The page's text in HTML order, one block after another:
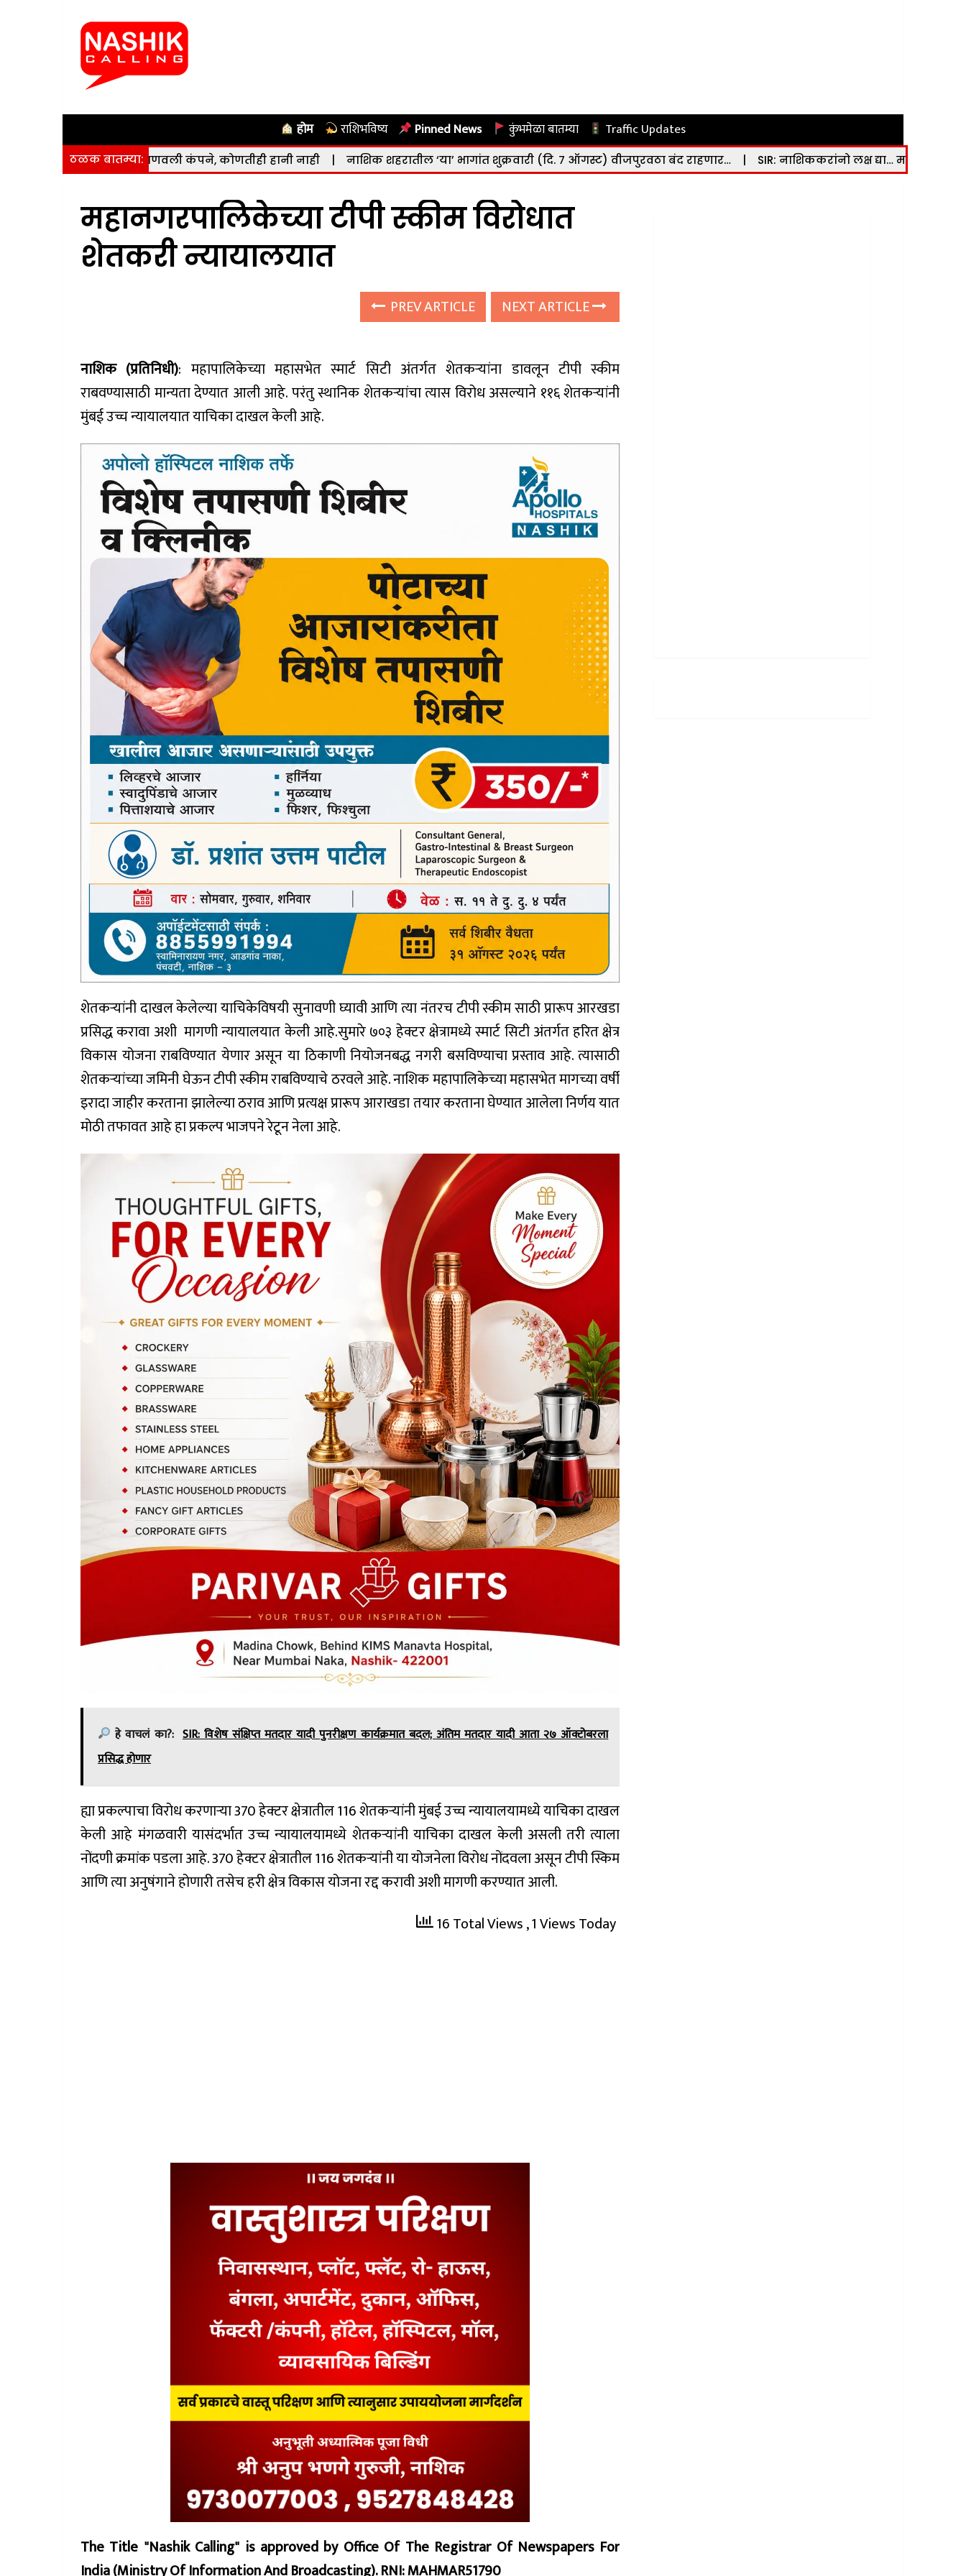
होम राशिभविष्य Pinned News कुंभमेळा बातम्या Traffic Updates
ठळक बातम्या:
जाणवली कंपने, कोणतीही हानी नाही | नाशिक शहरातील ‘या’ भागांत शुक्रवारी (दि. ७ ऑगस्ट) वीजपुरवठा बंद राहणार… | SIR: नाशिककरांनो लक्ष द्या… मतदार गणना अर्ज भरण्याची
महानगरपालिकेच्या टीपी स्कीम विरोधात
शेतकरी न्यायालयात
PREV ARTICLE NEXT ARTICLE
नाशिक (प्रतिनिधी): महापालिकेच्या महासभेत स्मार्ट सिटी अंतर्गत शेतकऱ्यांना डावलून टीपी स्कीम
राबवण्यासाठी मान्यता देण्यात आली आहे. परंतु स्थानिक शेतकऱ्यांचा त्यास विरोध असल्याने ११६ शेतकऱ्यांनी
मुंबई उच्च न्यायालयात याचिका दाखल केली आहे.
शेतकऱ्यांनी दाखल केलेल्या याचिकेविषयी सुनावणी घ्यावी आणि त्या नंतरच टीपी स्कीम साठी प्रारूप आरखडा
प्रसिद्ध करावा अशी मागणी न्यायालयात केली आहे.सुमारे ७०३ हेक्टर क्षेत्रामध्ये स्मार्ट सिटी अंतर्गत हरित क्षेत्र
विकास योजना राबविण्यात येणार असून या ठिकाणी नियोजनबद्ध नगरी बसविण्याचा प्रस्ताव आहे. त्यासाठी
शेतकऱ्यांच्या जमिनी घेऊन टीपी स्कीम राबविण्याचे ठरवले आहे. नाशिक महापालिकेच्या महासभेत मागच्या वर्षी
इरादा जाहीर करताना झालेल्या ठराव आणि प्रत्यक्ष प्रारूप आराखडा तयार करताना घेण्यात आलेला निर्णय यात
मोठी तफावत आहे हा प्रकल्प भाजपने रेटून नेला आहे.
हे वाचलं का?: SIR: विशेष संक्षिप्त मतदार यादी पुनरीक्षण कार्यक्रमात बदल; अंतिम मतदार यादी आता २७ ऑक्टोबरला
प्रसिद्ध होणार
ह्या प्रकल्पाचा विरोध करणाऱ्या 370 हेक्‍टर क्षेत्रातील 116 शेतकऱ्यांनी मुंबई उच्च न्यायालयामध्ये याचिका दाखल
केली आहे मंगळवारी यासंदर्भात उच्च न्यायालयामध्ये शेतकऱ्यांनी याचिका दाखल केली असली तरी त्याला
नोंदणी क्रमांक पडला आहे. 370 हेक्टर क्षेत्रातील 116 शेतकऱ्यांनी या योजनेला विरोध नोंदवला असून टीपी स्किम
आणि त्या अनुषंगाने होणारी तसेच हरी क्षेत्र विकास योजना रद्द करावी अशी मागणी करण्यात आली.
16 Total Views, 1 Views Today
The Title "Nashik Calling" is approved by Office Of The Registrar Of Newspapers For
India (Ministry Of Information And Broadcasting). RNI: MAHMAR51790